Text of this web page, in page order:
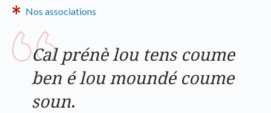
Nos associations
Cal prénè lou tens coume
ben é lou moundé coume
soun.